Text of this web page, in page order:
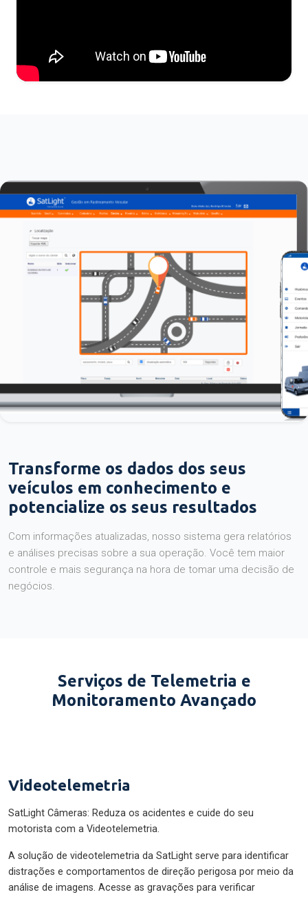
Transforme os dados dos seus
veículos em conhecimento e
potencialize os seus resultados
Com informações atualizadas, nosso sistema gera relatórios
e análises precisas sobre a sua operação. Você tem maior
controle e mais segurança na hora de tomar uma decisão de
negócios.
Serviços de Telemetria e
Monitoramento Avançado
Videotelemetria
SatLight Câmeras: Reduza os acidentes e cuide do seu
motorista com a Videotelemetria.
A solução de videotelemetria da SatLight serve para identificar
distrações e comportamentos de direção perigosa por meio da
análise de imagens. Acesse as gravações para verificar